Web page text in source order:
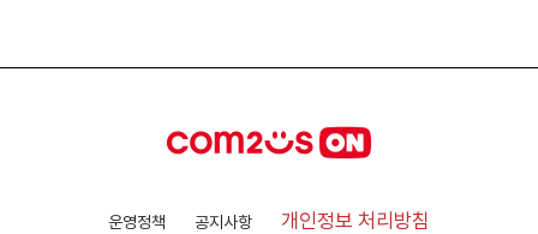
운영정책 공지사항 개인정보 처리방침